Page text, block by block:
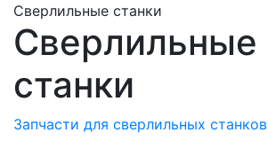
Сверлильные станки
Сверлильные
станки
Запчасти для сверлильных станков